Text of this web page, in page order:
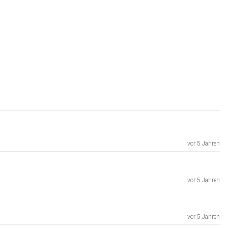
vor 5 Jahren
vor 5 Jahren
vor 5 Jahren